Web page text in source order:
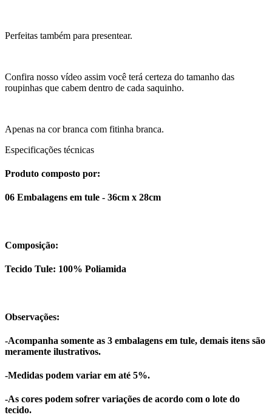
Perfeitas também para presentear.
Confira nosso vídeo assim você terá certeza do tamanho das
roupinhas que cabem dentro de cada saquinho.
Apenas na cor branca com fitinha branca.
Especificações técnicas
Produto composto por:
06 Embalagens em tule - 36cm x 28cm
Composição:
Tecido Tule: 100% Poliamida
Observações:
-Acompanha somente as 3 embalagens em tule, demais itens são
meramente ilustrativos.
-Medidas podem variar em até 5%.
-As cores podem sofrer variações de acordo com o lote do
tecido.